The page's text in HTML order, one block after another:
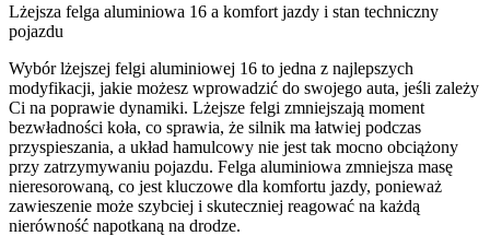
Lżejsza felga aluminiowa 16 a komfort jazdy i stan techniczny
pojazdu
Wybór lżejszej felgi aluminiowej 16 to jedna z najlepszych
modyfikacji, jakie możesz wprowadzić do swojego auta, jeśli zależy
Ci na poprawie dynamiki. Lżejsze felgi zmniejszają moment
bezwładności koła, co sprawia, że silnik ma łatwiej podczas
przyspieszania, a układ hamulcowy nie jest tak mocno obciążony
przy zatrzymywaniu pojazdu. Felga aluminiowa zmniejsza masę
nieresorowaną, co jest kluczowe dla komfortu jazdy, ponieważ
zawieszenie może szybciej i skuteczniej reagować na każdą
nierówność napotkaną na drodze.